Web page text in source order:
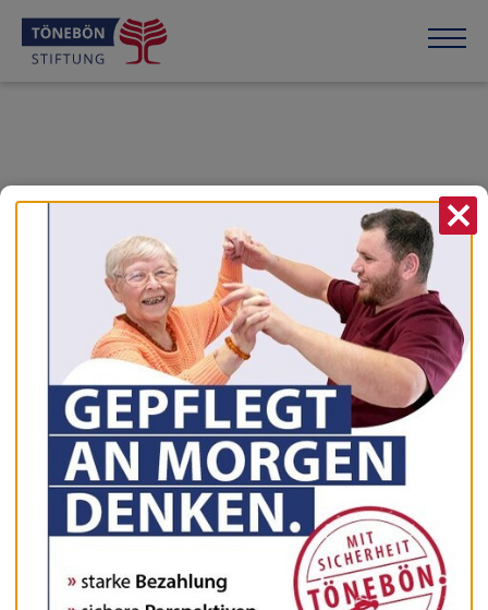
vorherige News nächste News
zur Übersicht
16.02.2023
Valentinstag
Was für ein Hallo herrschte am 14. Februar ab 10 Uhr bei
Tönebön an der Weser...
Drei nette Mitarbeiterinnen sind in Verkleidung - mit
vielen Herzen verziert - durch die Wohnbereiche
gegangen, um am Tag der Liebe alle Bewohner mit einem
X